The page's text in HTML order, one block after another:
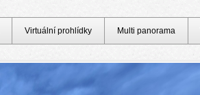
Virtuální prohlídky Multi panorama